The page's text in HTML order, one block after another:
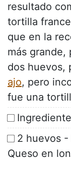
resultado
tortilla
que en la
más grande,
dos huevos,
ajo, pero
fue una
2 huevos
Queso en